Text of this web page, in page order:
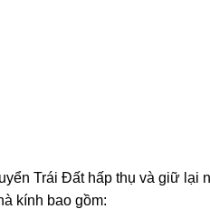
Trái Đất hấp thụ và giữ lại
kính bao gồm: